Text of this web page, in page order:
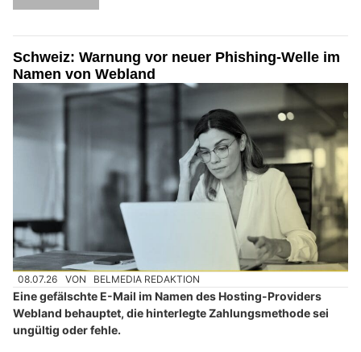
Schweiz: Warnung vor neuer Phishing-Welle im
Namen von Webland
08.07.26 VON BELMEDIA REDAKTION
Eine gefälschte E-Mail im Namen des Hosting-Providers
Webland behauptet, die hinterlegte Zahlungsmethode sei
ungültig oder fehle.